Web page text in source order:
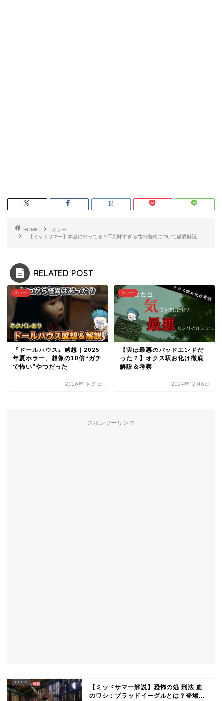
HOME
ホラー
【ミッドサマー】本当にやってる？不気味すぎる性の儀式について徹底解説
RELATED POST
ホラー
『ドールハウス』感想｜2025
年夏ホラー、想像の10倍“ガチ
で怖い”やつだった
2026年1月31日
ホラー
【実は最悪のバッドエンドだ
った？】オクス駅お化け徹底
解説＆考察
2024年12月6日
スポンサーリンク
【ミッドサマー解説】恐怖の処 刑法 血
のワシ：ブラッドイーグルとは？登場...